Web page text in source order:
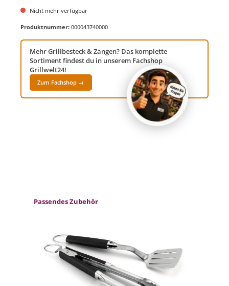
Nicht mehr verfügbar
Produktnummer: 000043740000
Mehr Grillbesteck & Zangen? Das komplette
Sortiment findest du in unserem Fachshop
Grillwelt24!
Zum Fachshop →
Produktgalerie überspringen
Passendes Zubehör